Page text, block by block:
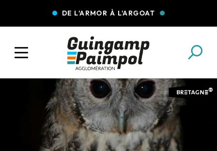
DE L'ARMOR À L'ARGOAT
COLLECTE DES DÉCHETS EAU ET ASSAINISSEMENT
ENFANCE JEUNESSE L'AGGLO' RECRUTE